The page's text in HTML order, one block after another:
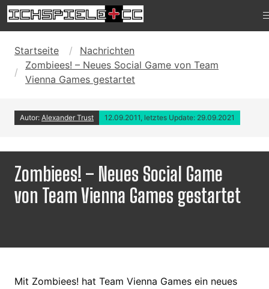
Startseite
Nachrichten
Zombiees! – Neues Social Game von Team
Vienna Games gestartet
Autor: Alexander Trust 12.09.2011, letztes Update: 29.09.2021
Zombiees! – Neues Social Game
von Team Vienna Games gestartet
Mit Zombiees! hat Team Vienna Games ein neues